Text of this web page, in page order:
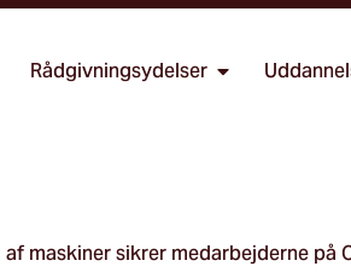
Rådgivningsydelser
maskiner sikrer medarbejderne på